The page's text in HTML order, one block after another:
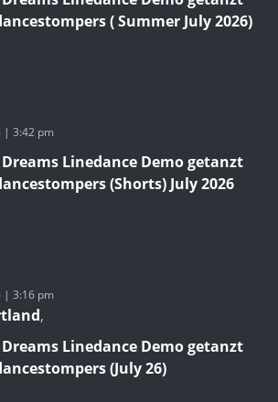
( Summer July 2026)
| 3:42 pm
Linedance Demo getanzt
(Shorts) July 2026
| 3:16 pm
,
Linedance Demo getanzt
(July 26)